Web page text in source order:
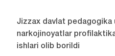
Jizzax davlat
narkojinoyatlar
ishlari olib borildi